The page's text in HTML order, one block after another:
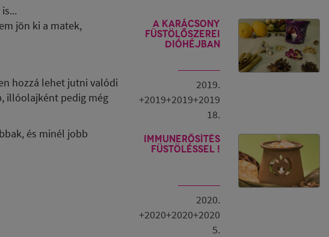
jön ki a matek,
hozzá lehet jutni valódi
illóolajként pedig még
és minél jobb
A Karácsony
füstölőszerei
dióhéjban
2019.
+2019+2019+2019
18.
Immunerősítés
füstöléssel !
2020.
+2020+2020+2020
5.